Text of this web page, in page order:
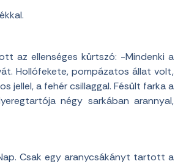
az ellenséges kürtszó: -Mindenki a
Hollófekete, pompázatos állat volt,
jellel, a fehér csillaggal. Fésült farka a
négy sarkában arannyal,
Csak egy aranycsákányt tartott a